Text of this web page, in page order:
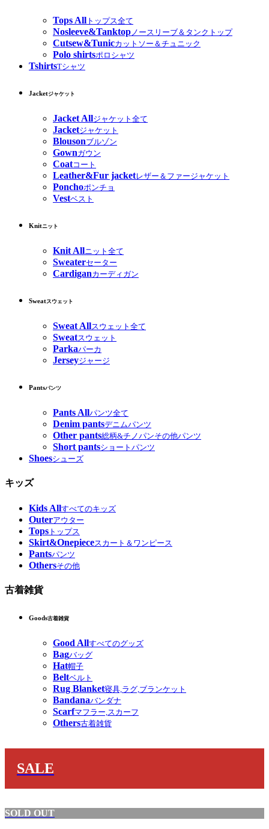
Tops All トップス全て
Nosleeve&Tanktopノースリーブ＆タンクトップ
Cutsew&Tunicカットソー＆チュニック
Polo shirtsポロシャツ
TshirtsTシャツ
Jacketジャケット
Jacket Allジャケット全て
Jacketジャケット
Blousonブルゾン
Gownガウン
Coatコート
Leather&Fur jacketレザー＆ファージャケット
Ponchoポンチョ
Vestベスト
Knitニット
Knit Allニット全て
Sweaterセーター
Cardiganカーディガン
Sweatスウェット
Sweat Allスウェット全て
Sweatスウェット
Parkaパーカ
Jerseyジャージ
Pantsパンツ
Pants Allパンツ全て
Denim pantsデニムパンツ
Other pants総柄&チノパンその他パンツ
Short pantsショートパンツ
Shoesシューズ
キッズ
Kids Allすべてのキッズ
Outerアウター
Tops トップス
Skirt&Onepieceスカート＆ワンピース
Pantsパンツ
Othersその他
古着雑貨
Goods古着雑貨
Good Allすべてのグッズ
Bagバッグ
Hat帽子
Beltベルト
Rug Blanket寝具,ラグ,ブランケット
Bandanaバンダナ
Scarfマフラー,スカーフ
Others古着雑貨
SALE
SOLD OUT